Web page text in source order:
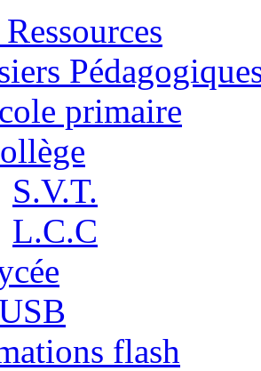
primaire
S.V.T.
L.C.C
flash